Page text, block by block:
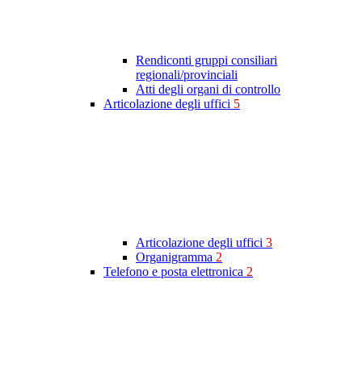
Rendiconti gruppi consiliari
regionali/provinciali
Atti degli organi di controllo
Articolazione degli uffici 5
Articolazione degli uffici 3
Organigramma 2
Telefono e posta elettronica 2